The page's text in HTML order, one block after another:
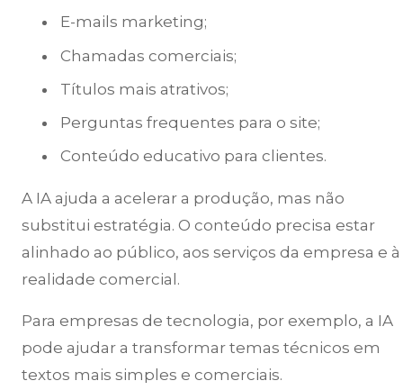
E-mails marketing;
Chamadas comerciais;
Títulos mais atrativos;
Perguntas frequentes para o site;
Conteúdo educativo para clientes.
A IA ajuda a acelerar a produção, mas não
substitui estratégia. O conteúdo precisa estar
alinhado ao público, aos serviços da empresa e à
realidade comercial.
Para empresas de tecnologia, por exemplo, a IA
pode ajudar a transformar temas técnicos em
textos mais simples e comerciais.